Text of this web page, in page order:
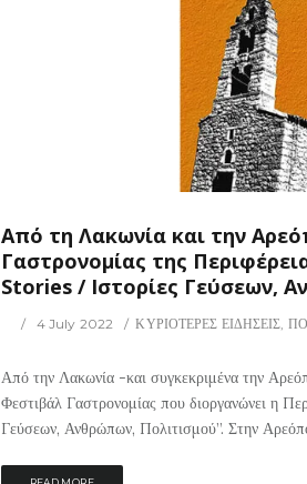
Από τη Λακωνία και την
Γαστρονομίας της
Stories / Ιστορίες Γεύσεων,
4 July 2022 ΚΥΡΙΟΤΕΡΕΣ ΕΙΔΗΣΕΙΣ
Από την Λακωνία -και συγκεκριμένα την
Φεστιβάλ Γαστρονομίας που διοργανώνει
Γεύσεων, Ανθρώπων, Πολιτισμού”. Στην